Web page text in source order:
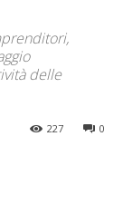
delle
0
227